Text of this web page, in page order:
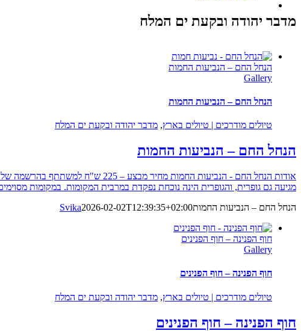
מדבר יהודה ובקעת ים המלח
הנחל החם – הנביעות החמות
Gallery
הנחל החם – הנביעות החמות
טיולים מודרכים | טיולים בארץ, מדבר יהודה ובקעת ים המלח
הנחל החם – הנביעות החמות
מגיעה גם גופרית, והגופרית הינה נוכחת נפקדת במרבית המקומות. במקומות
הנחל החם – הנביעות החמות
Svika2026-02-02T12:39:35+02:00
חוף הפנינה – חוף הפנינים
Gallery
חוף הפנינה – חוף הפנינים
טיולים מודרכים | טיולים בארץ, מדבר יהודה ובקעת ים המלח
חוף הפנינה – חוף הפנינים